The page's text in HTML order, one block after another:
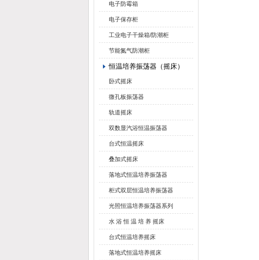
电子防霉箱
电子保存柜
工业电子干燥箱/防潮柜
节能氮气防潮柜
恒温培养振荡器（摇床）
卧式摇床
微孔板振荡器
轨道摇床
双数显汽浴恒温振荡器
台式恒温摇床
叠加式摇床
落地式恒温培养振荡器
柜式双层恒温培养振荡器
光照恒温培养振荡器系列
水 浴 恒 温 培 养 摇床
台式恒温培养摇床
落地式恒温培养摇床